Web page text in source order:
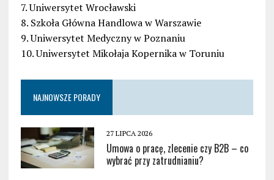
7. Uniwersytet Wrocławski
8. Szkoła Główna Handlowa w Warszawie
9. Uniwersytet Medyczny w Poznaniu
10. Uniwersytet Mikołaja Kopernika w Toruniu
NAJNOWSZE PORADY
27 LIPCA 2026
Umowa o pracę, zlecenie czy B2B – co
wybrać przy zatrudnianiu?